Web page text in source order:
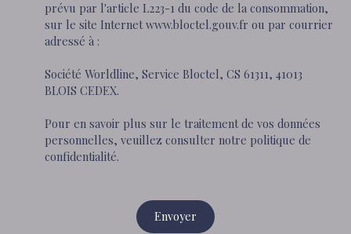
prévu par l'article L223-1 du code de la consommation,
sur le site Internet www.bloctel.gouv.fr ou par courrier
adressé à :
Société Worldline, Service Bloctel, CS 61311, 41013
BLOIS CEDEX.
Pour en savoir plus sur le traitement de vos données
personnelles, veuillez consulter notre politique de
confidentialité.
Envoyer